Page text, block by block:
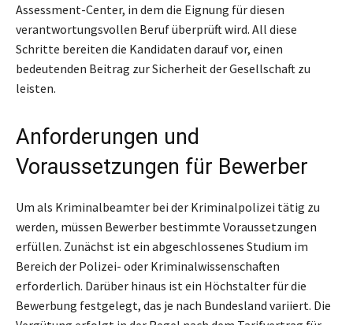
Assessment-Center, in dem die Eignung für diesen
verantwortungsvollen Beruf überprüft wird. All diese
Schritte bereiten die Kandidaten darauf vor, einen
bedeutenden Beitrag zur Sicherheit der Gesellschaft zu
leisten.
Anforderungen und
Voraussetzungen für Bewerber
Um als Kriminalbeamter bei der Kriminalpolizei tätig zu
werden, müssen Bewerber bestimmte Voraussetzungen
erfüllen. Zunächst ist ein abgeschlossenes Studium im
Bereich der Polizei- oder Kriminalwissenschaften
erforderlich. Darüber hinaus ist ein Höchstalter für die
Bewerbung festgelegt, das je nach Bundesland variiert. Die